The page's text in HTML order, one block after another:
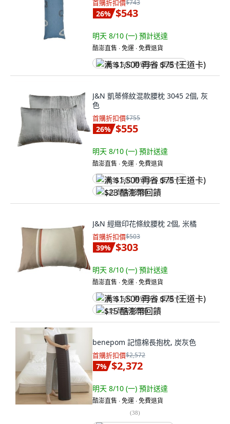
首購折扣價$743
26% $543
明天 8/10 (一) 預計送達
酷澎直售 ∙ 免運 ∙ 免費退貨
满 $1,500 再省 $75 (王道卡)
J&N 凱蒂條紋混款腰枕 3045 2個, 灰
色
首購折扣價$755
26% $555
明天 8/10 (一) 預計送達
酷澎直售 ∙ 免運 ∙ 免費退貨
满 $1,500 再省 $75 (王道卡)
$23 酷澎幣回饋
J&N 經緻印花條紋腰枕 2個, 米橘
首購折扣價$503
39% $303
明天 8/10 (一) 預計送達
酷澎直售 ∙ 免運 ∙ 免費退貨
满 $1,500 再省 $75 (王道卡)
$15 酷澎幣回饋
benepom 記憶棉長抱枕, 炭灰色
首購折扣價$2,572
7% $2,372
明天 8/10 (一) 預計送達
酷澎直售 ∙ 免運 ∙ 免費退貨
(38)